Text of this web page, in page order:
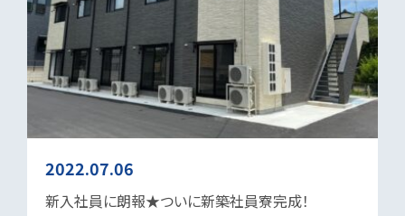
2022.07.06
新入社員に朗報★ついに新築社員寮完成！